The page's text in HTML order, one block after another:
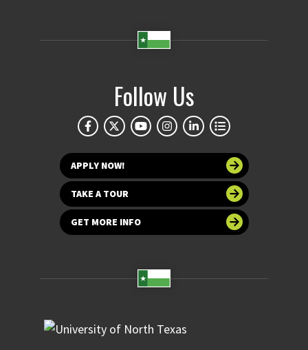
Follow Us
APPLY NOW!
TAKE A TOUR
GET MORE INFO